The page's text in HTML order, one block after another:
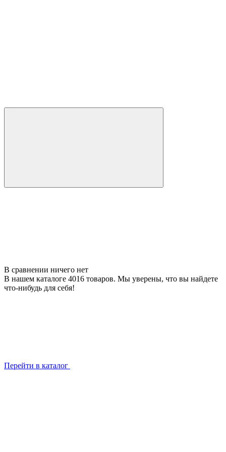
В сравнении ничего нет
В нашем каталоге 4016 товаров. Мы уверены, что вы найдете
что-нибудь для себя!
Перейти в каталог